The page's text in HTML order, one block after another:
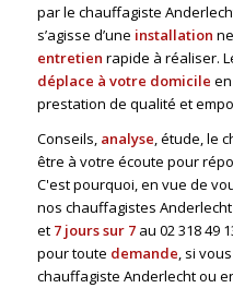
par le chauffagiste
s’agisse d’une installation
entretien rapide à réaliser.
déplace à votre domicile
prestation de qualité et
Conseils, analyse, étude, le
être à votre écoute pour
C'est pourquoi, en vue de
nos chauffagistes
et 7 jours sur 7au 02 318 49
pour toute demande, si
chauffagiste Anderlecht ou